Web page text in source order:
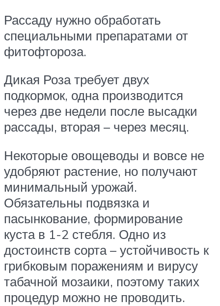
Рассаду нужно обработать
специальными препаратами от
фитофтороза.
Дикая Роза требует двух
подкормок, одна производится
через две недели после высадки
рассады, вторая – через месяц.
Некоторые овощеводы и вовсе не
удобряют растение, но получают
минимальный урожай.
Обязательны подвязка и
пасынкование, формирование
куста в 1-2 стебля. Одно из
достоинств сорта – устойчивость к
грибковым поражениям и вирусу
табачной мозаики, поэтому таких
процедур можно не проводить.